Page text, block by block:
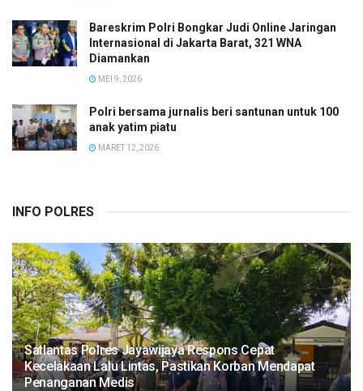
Bareskrim Polri Bongkar Judi Online Jaringan
Internasional di Jakarta Barat, 321 WNA
Diamankan
MEI 9, 2026
Polri bersama jurnalis beri santunan untuk 100
anak yatim piatu
MARET 12, 2026
INFO POLRES
Satlantas Polres Jayawijaya Respons Cepat
Kecelakaan Lalu Lintas, Pastikan Korban Mendapat
Penanganan Medis